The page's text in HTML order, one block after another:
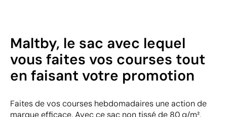
Maltby, le sac avec lequel
vous faites vos courses tout
en faisant votre promotion
Faites de vos courses hebdomadaires une action de
marque efficace. Avec ce sac non tissé de 80 g/m²,